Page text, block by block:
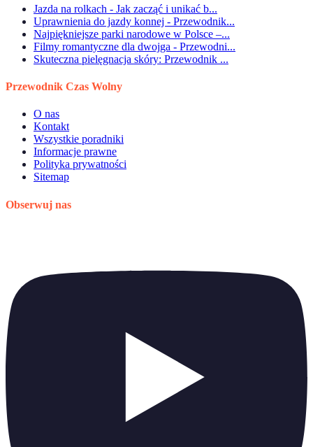
Jazda na rolkach - Jak zacząć i unikać b...
Uprawnienia do jazdy konnej - Przewodnik...
Najpiękniejsze parki narodowe w Polsce –...
Filmy romantyczne dla dwojga - Przewodni...
Skuteczna pielęgnacja skóry: Przewodnik ...
Przewodnik Czas Wolny
O nas
Kontakt
Wszystkie poradniki
Informacje prawne
Polityka prywatności
Sitemap
Obserwuj nas